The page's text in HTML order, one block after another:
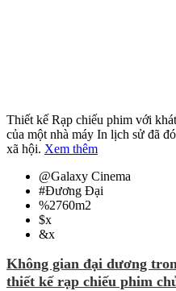
Thiết kế Rạp chiếu phim với
của một nhà máy In lịch sử đã
xã hội. Xem thêm
@Galaxy Cinema
#Đương Đại
%2760m2
$x
&x
Không gian đại dương
thiết kế rạp chiếu phim